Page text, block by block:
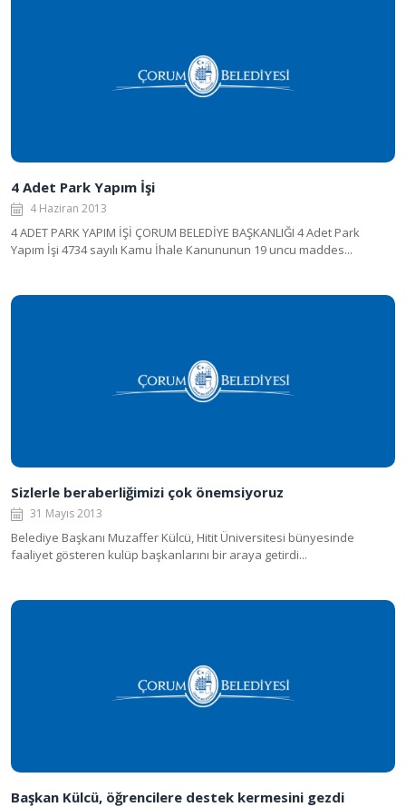
4 Adet Park Yapım İşi
4 Haziran 2013
4 ADET PARK YAPIM İŞİ ÇORUM BELEDİYE BAŞKANLIĞI 4 Adet Park
Yapım İşi 4734 sayılı Kamu İhale Kanununun 19 uncu maddes...
Sizlerle beraberliğimizi çok önemsiyoruz
31 Mayıs 2013
Belediye Başkanı Muzaffer Külcü, Hitit Üniversitesi bünyesinde
faaliyet gösteren kulüp başkanlarını bir araya getirdi...
Başkan Külcü, öğrencilere destek kermesini gezdi